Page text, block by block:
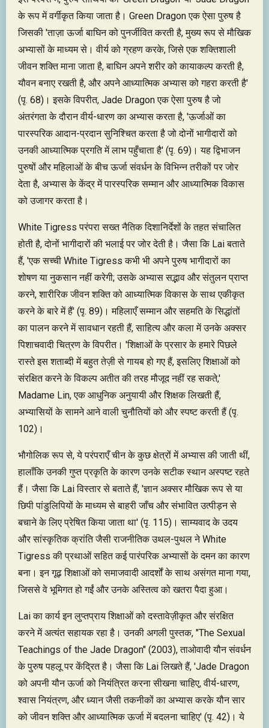
के रूप में वर्गीकृत किया जाता है। Green Dragon एक ऐसा पुरुष है
जिसकी 'ताज़ा ऊर्जा बाघिन को पुनर्जीवित करती है, मुख्य रूप से मौखिक
अभ्यासों के माध्यम से। वीर्य को ग्रहण करके, जिसे एक शक्तिशाली
जीवन शक्ति माना जाता है, बाघिन अपने शरीर को कायाकल्प करती है,
यौवन बनाए रखती है, और अपने आध्यात्मिक अभ्यास को गहरा करती है'
(पृ. 68)। इसके विपरीत, Jade Dragon एक ऐसा पुरुष है जो
अंतरंगता के दौरान वीर्य-धारण का अभ्यास करता है, 'ऊर्जाओं का
पारस्परिक आदान-प्रदान सुनिश्चित करता है जो दोनों भागीदारों को
उनकी आध्यात्मिक प्रगति में लाभ पहुँचाता है' (पृ. 69)। यह द्विभाजन
पुरुषों और महिलाओं के बीच ऊर्जा संवर्धन के विभिन्न तरीकों पर जोर
देता है, अभ्यास के केंद्र में पारस्परिक सम्मान और आध्यात्मिक विकास
को उजागर करता है।
White Tigress परंपरा सख्त नैतिक दिशानिर्देशों के तहत संचालित
होती है, दोनों भागीदारों की भलाई पर जोर देती है। जैसा कि Lai बताते
हैं, 'एक सच्ची White Tigress कभी भी अपने पुरुष भागीदारों का
शोषण या नुकसान नहीं करेगी; उसके अभ्यास सद्भाव और संतुलन प्राप्त
करने, शारीरिक जीवन शक्ति को आध्यात्मिक विकास के साथ एकीकृत
करने के बारे में हैं' (पृ. 89)। महिलाएँ सम्मान और सहमति के सिद्धांतों
का पालन करने में सावधान रहती हैं, साहित्य और कला में उनके अक्सर
पिशाचवादी चित्रण के विपरीत। 'शिक्षाओं के प्रसार के हमारे पिछले
रास्ते इस शताब्दी में बहुत तेज़ी से गायब हो गए हैं, इसलिए शिक्षाओं को
संरक्षित करने के विकल्प अतीत की तरह मौजूद नहीं रह सकते,'
Madame Lin, एक आधुनिक अनुयायी और शिक्षक लिखती हैं,
अभ्यासियों के सामने आने वाली चुनौतियों को और स्पष्ट करती हैं (पृ.
102)।
भौगोलिक रूप से, ये परंपराएँ चीन के कुछ क्षेत्रों में अभ्यास की जाती थीं,
हालाँकि उनकी गुप्त प्रकृति के कारण उनके सटीक स्थान अस्पष्ट रहते
हैं। जैसा कि Lai विस्तार से बताते हैं, 'ज्ञान अक्सर मौखिक रूप से या
छिपी पांडुलिपियों के माध्यम से बाहरी जाँच और संभावित उत्पीड़न से
बचाने के लिए प्रेषित किया जाता था' (पृ. 115)। साम्यवाद के उदय
और सांस्कृतिक क्रांति जैसी राजनीतिक उथल-पुथल ने White
Tigress की प्रथाओं सहित कई पारंपरिक अभ्यासों के दमन का कारण
बना। इन गूढ़ शिक्षाओं को समाजवादी आदर्शों के साथ असंगत माना गया,
जिससे वे भूमिगत हो गईं और उनके अस्तित्व को खतरा पैदा हुआ।
Lai का कार्य इन लुप्तप्राय शिक्षाओं को दस्तावेज़ीकृत और संरक्षित
करने में अत्यंत सहायक रहा है। उनकी अगली पुस्तक, "The Sexual
Teachings of the Jade Dragon" (2003), ताओवादी यौन संवर्धन
के पुरुष पहलू पर केंद्रित है। जैसा कि Lai लिखते हैं, 'Jade Dragon
को अपनी यौन ऊर्जा को नियंत्रित करना सीखना चाहिए, वीर्य-धारण,
श्वास नियंत्रण, और ध्यान जैसी तकनीकों का अभ्यास करके यौन सार
को जीवन शक्ति और आध्यात्मिक ऊर्जा में बदलना चाहिए' (पृ. 42)। ये